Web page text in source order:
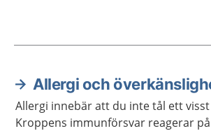
Aktuella artiklar
Allergi och
Allergi innebär att du inte tål ett
Kroppens immunförsvar reagerar